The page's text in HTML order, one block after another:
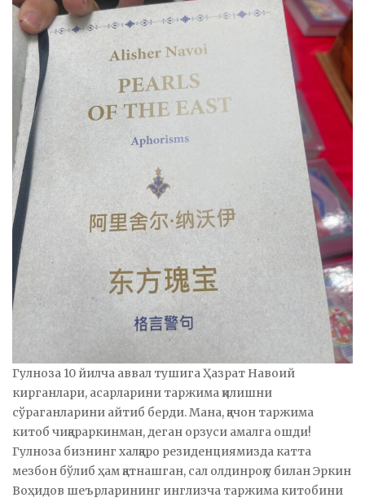
Гулноза 10 йилча аввал тушига Ҳазрат Навоий
кирганлари, асарларини таржима қилишни
сўраганларини айтиб берди. Мана, қачон таржима
китоб чиқараркинман, деган орзуси амалга ошди!
Гулноза бизнинг халқаро резиденциямизда катта
мезбон бўлиб ҳам қатнашган, сал олдинроқ у билан Эркин
Воҳидов шеърларининг инглизча таржима китобини